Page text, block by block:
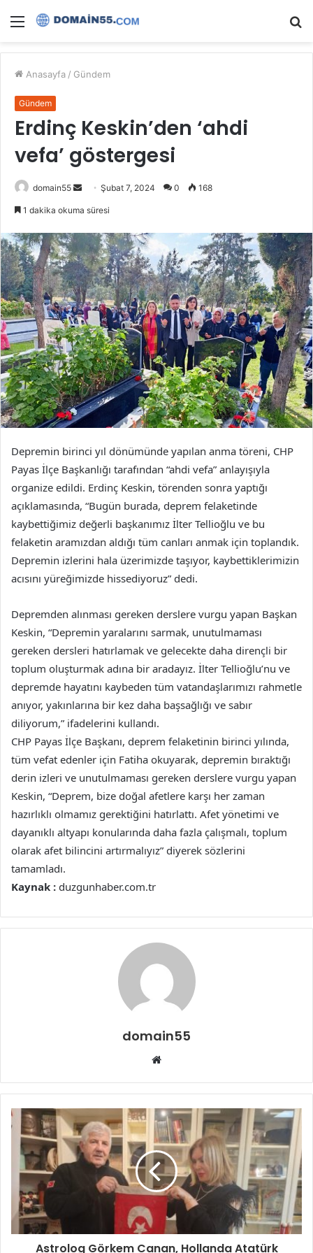
Menü
Anasayfa / Gündem
Gündem
Erdinç Keskin’den ‘ahdi
vefa’ göstergesi
domain55
Bir
göndermek
Şubat 7, 2024 0 168
1 dakika okuma süresi
Depremin birinci yıl dönümünde yapılan anma töreni, CHP
Payas İlçe Başkanlığı tarafından “ahdi vefa” anlayışıyla
organize edildi. Erdinç Keskin, törenden sonra yaptığı
açıklamasında, “Bugün burada, deprem felaketinde
kaybettiğimiz değerli başkanımız İlter Tellioğlu ve bu
felaketin aramızdan aldığı tüm canları anmak için toplandık.
Depremin izlerini hala üzerimizde taşıyor, kaybettiklerimizin
acısını yüreğimizde hissediyoruz” dedi.
Depremden alınması gereken derslere vurgu yapan Başkan
Keskin, “Depremin yaralarını sarmak, unutulmaması
gereken dersleri hatırlamak ve gelecekte daha dirençli bir
toplum oluşturmak adına bir aradayız. İlter Tellioğlu’nu ve
depremde hayatını kaybeden tüm vatandaşlarımızı rahmetle
anıyor, yakınlarına bir kez daha başsağlığı ve sabır
diliyorum,” ifadelerini kullandı.
CHP Payas İlçe Başkanı, deprem felaketinin birinci yılında,
tüm vefat edenler için Fatiha okuyarak, depremin bıraktığı
derin izleri ve unutulmaması gereken derslere vurgu yapan
Keskin, “Deprem, bize doğal afetlere karşı her zaman
hazırlıklı olmamız gerektiğini hatırlattı. Afet yönetimi ve
dayanıklı altyapı konularında daha fazla çalışmalı, toplum
olarak afet bilincini artırmalıyız” diyerek sözlerini
tamamladı.
Kaynak : duzgunhaber.com.tr
domain55
Web
Astrolog Görkem Canan, Hollanda Atatürk